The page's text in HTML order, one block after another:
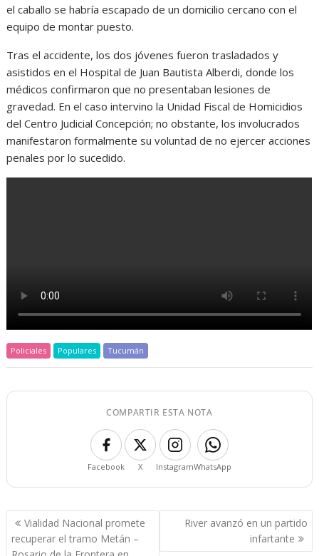
el caballo se habría escapado de un domicilio cercano con el
equipo de montar puesto.
Tras el accidente, los dos jóvenes fueron trasladados y
asistidos en el Hospital de Juan Bautista Alberdi, donde los
médicos confirmaron que no presentaban lesiones de
gravedad. En el caso intervino la Unidad Fiscal de Homicidios
del Centro Judicial Concepción; no obstante, los involucrados
manifestaron formalmente su voluntad de no ejercer acciones
penales por lo sucedido.
Policiales Populares Tucumán
COMPARTIR ESTA NOTA
Facebook X InstagramWhatsApp
Navegación
de
Vialidad Nacional promete
recuperar el tramo Metán –
River avanzó en un partido
infartante